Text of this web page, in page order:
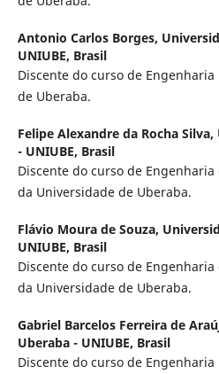
Antonio Carlos Borges,
UNIUBE, Brasil
Discente do curso de
de Uberaba.
Felipe Alexandre da Rocha Silva,
- UNIUBE, Brasil
Discente do curso de
da Universidade de Uberaba.
Flávio Moura de Souza,
UNIUBE, Brasil
Discente do curso de
da Universidade de Uberaba.
Gabriel Barcelos Ferreira de
Uberaba - UNIUBE, Brasil
Discente do curso de